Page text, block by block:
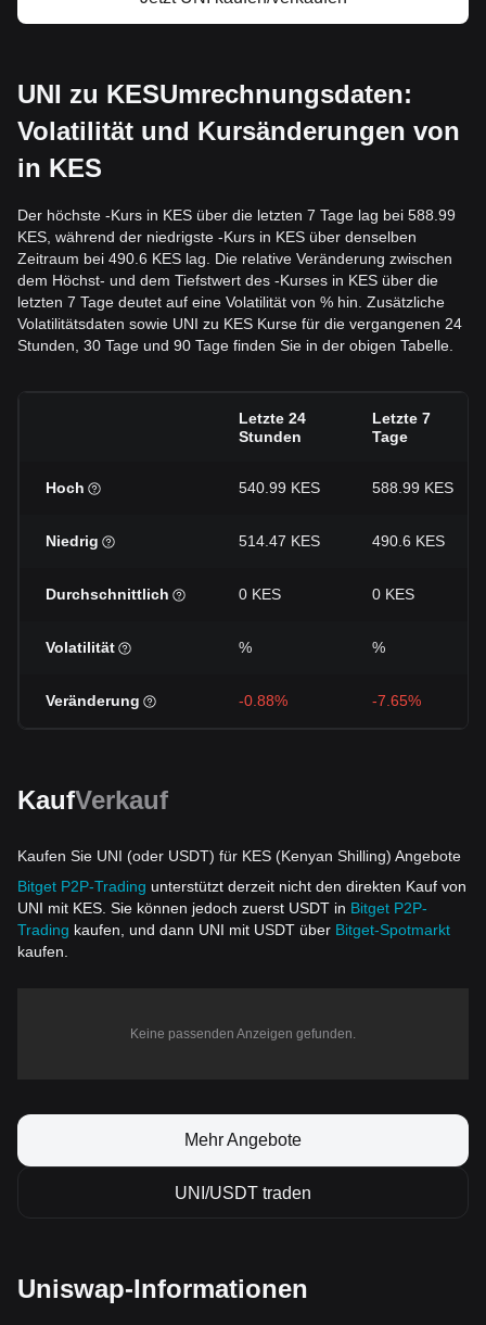
UNI zu KESUmrechnungsdaten:
Volatilität und Kursänderungen von
in KES
Der höchste -Kurs in KES über die letzten 7 Tage lag bei 588.99
KES, während der niedrigste -Kurs in KES über denselben
Zeitraum bei 490.6 KES lag. Die relative Veränderung zwischen
dem Höchst- und dem Tiefstwert des -Kurses in KES über die
letzten 7 Tage deutet auf eine Volatilität von % hin. Zusätzliche
Volatilitätsdaten sowie UNI zu KES Kurse für die vergangenen 24
Stunden, 30 Tage und 90 Tage finden Sie in der obigen Tabelle.
Letzte 24
Stunden
Letzte 7
Tage
Hoch 540.99 KES 588.99 KES
Niedrig 514.47 KES 490.6 KES
Durchschnittlich 0 KES 0 KES
Volatilität % %
Veränderung -0.88% -7.65%
KaufVerkauf
Kaufen Sie UNI (oder USDT) für KES (Kenyan Shilling) Angebote
Bitget P2P-Trading unterstützt derzeit nicht den direkten Kauf von
UNI mit KES. Sie können jedoch zuerst USDT in Bitget P2P-
Trading kaufen, und dann UNI mit USDT über Bitget-Spotmarkt
kaufen.
Keine passenden Anzeigen gefunden.
Mehr Angebote
UNI/USDT traden
Uniswap-Informationen